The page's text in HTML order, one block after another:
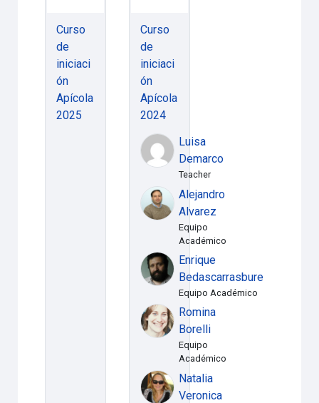
Curso
de
iniciaci
ón
Apícola
2025
Curso
de
iniciaci
ón
Apícola
2024
Luisa
Demarco
Teacher
Alejandro
Alvarez
Equipo
Académico
Enrique
Bedascarrasbure
Equipo Académico
Romina
Borelli
Equipo
Académico
Natalia
Veronica